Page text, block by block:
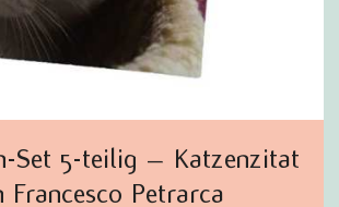
Set 5-teilig – Katzenzitat
Francesco Petrarca